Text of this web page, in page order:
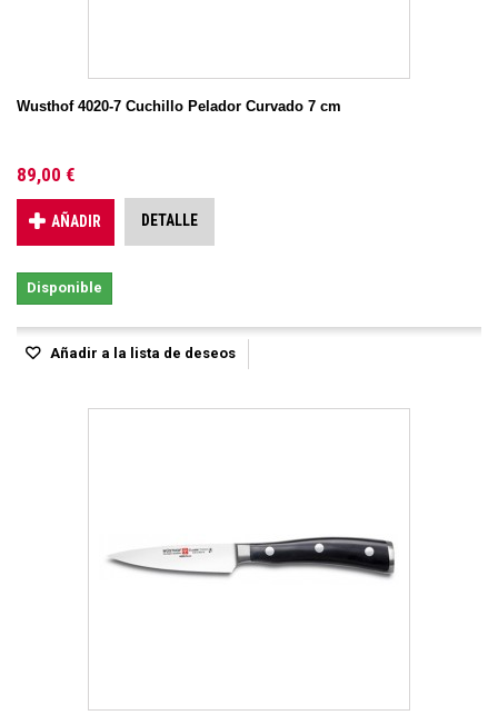
Wusthof 4020-7 Cuchillo Pelador Curvado 7 cm
89,00 €
AÑADIR DETALLE
Disponible
Añadir a la lista de deseos